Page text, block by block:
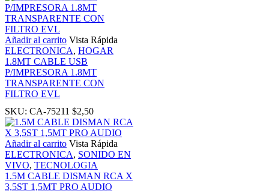
panel
panel
panel
Panel
Añadir al carrito Vista Rápida
ELECTRONICA, HOGAR
1.8MT CABLE USB
P/IMPRESORA 1.8MT
TRANSPARENTE CON
FILTRO EVL
SKU: CA-75211 $2,50
Añadir al carrito Vista Rápida
ELECTRONICA, SONIDO EN
VIVO, TECNOLOGIA
1.5M CABLE DISMAN RCA X
3,5ST 1,5MT PRO AUDIO